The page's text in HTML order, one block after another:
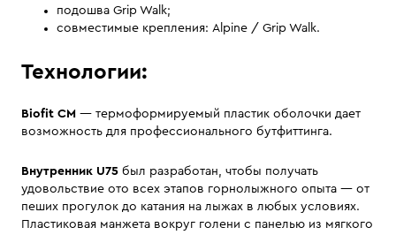
подошва Grip Walk;
совместимые крепления: Alpine / Grip Walk.
Технологии:
Biofit CM — термоформируемый пластик оболочки дает
возможность для профессионального бутфиттинга.
Внутренник U75 был разработан, чтобы получать
удовольствие ото всех этапов горнолыжного опыта — от
пеших прогулок до катания на лыжах в любых условиях.
Пластиковая манжета вокруг голени с панелью из мягкого